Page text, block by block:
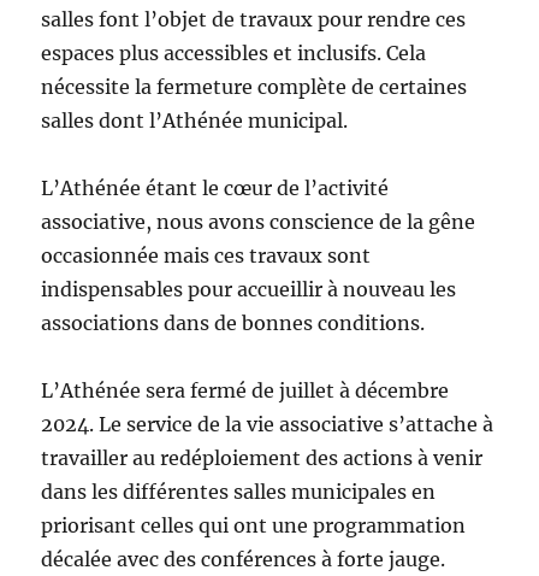
salles font l’objet de travaux pour rendre ces
espaces plus accessibles et inclusifs. Cela
nécessite la fermeture complète de certaines
salles dont l’Athénée municipal.
L’Athénée étant le cœur de l’activité
associative, nous avons conscience de la gêne
occasionnée mais ces travaux sont
indispensables pour accueillir à nouveau les
associations dans de bonnes conditions.
L’Athénée sera fermé de juillet à décembre
2024. Le service de la vie associative s’attache à
travailler au redéploiement des actions à venir
dans les différentes salles municipales en
priorisant celles qui ont une programmation
décalée avec des conférences à forte jauge.